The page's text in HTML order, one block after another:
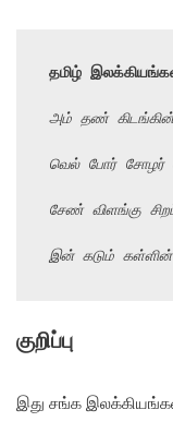
தமிழ்
அம் தண்
வெல் போர் சோழர்
சேண் விளங்கு
இன் கடும் கள்ளின்
குறிப்பு
இது சங்க